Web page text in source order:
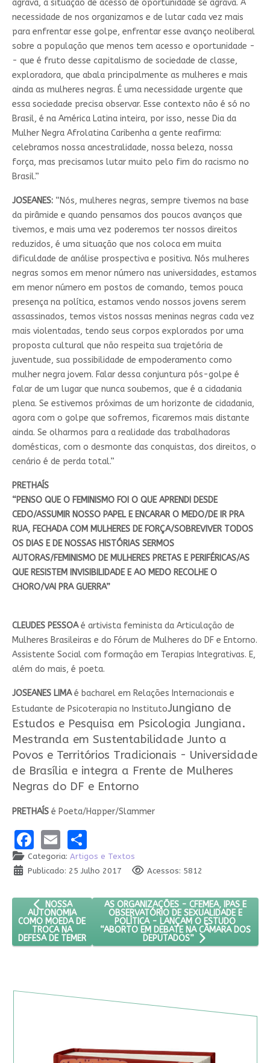
agrava, a situação de acesso de oportunidade se agrava. A
necessidade de nos organizamos e de lutar cada vez mais
para enfrentar esse golpe, enfrentar esse avanço neoliberal
sobre a população que menos tem acesso e oportunidade -
- que é fruto desse capitalismo de sociedade de classe,
exploradora, que abala principalmente as mulheres e mais
ainda as mulheres negras. É uma necessidade urgente que
essa sociedade precisa observar. Esse contexto não é só no
Brasil, é na América Latina inteira, por isso, nesse Dia da
Mulher Negra Afrolatina Caribenha a gente reafirma:
celebramos nossa ancestralidade, nossa beleza, nossa
força, mas precisamos lutar muito pelo fim do racismo no
Brasil.”
JOSEANES:“Nós, mulheres negras, sempre tivemos na base
da pirâmide e quando pensamos dos poucos avanços que
tivemos, e mais uma vez poderemos ter nossos direitos
reduzidos, é uma situação que nos coloca em muita
dificuldade de análise prospectiva e positiva. Nós mulheres
negras somos em menor número nas universidades, estamos
em menor número em postos de comando, temos pouca
presença na política, estamos vendo nossos jovens serem
assassinados, temos vistos nossas meninas negras cada vez
mais violentadas, tendo seus corpos explorados por uma
proposta cultural que não respeita sua trajetória de
juventude, sua possibilidade de empoderamento como
mulher negra jovem. Falar dessa conjuntura pós-golpe é
falar de um lugar que nunca soubemos, que é a cidadania
plena. Se estivemos próximas de um horizonte de cidadania,
agora com o golpe que sofremos, ficaremos mais distante
ainda. Se olharmos para a realidade das trabalhadoras
domésticas, com o desmonte das conquistas, dos direitos, o
cenário é de perda total.”
PRETHAÍS
“PENSO QUE O FEMINISMO FOI O QUE APRENDI DESDE
CEDO/ASSUMIR NOSSO PAPEL E ENCARAR O MEDO/DE IR PRA
RUA, FECHADA COM MULHERES DE FORÇA/SOBREVIVER TODOS
OS DIAS E DE NOSSAS HISTÓRIAS SERMOS
AUTORAS/FEMINISMO DE MULHERES PRETAS E PERIFÉRICAS/AS
QUE RESISTEM INVISIBILIDADE E AO MEDO RECOLHE O
CHORO/VAI PRA GUERRA”
CLEUDES PESSOAé artivista feminista da Articulação de
Mulheres Brasileiras e do Fórum de Mulheres do DF e Entorno.
Assistente Social com formação em Terapias Integrativas. E,
além do mais, é poeta.
JOSEANES LIMAé bacharel em Relações Internacionais e
Estudante de Psicoterapia no InstitutoJungianode
Estudos e Pesquisa em Psicologia Jungiana.
Mestranda em Sustentabilidade Junto a
Povos e Territórios Tradicionais - Universidade
de Brasília e integra a Frente de Mulheres
Negras do DF e Entorno
PRETHAÍSé Poeta/Happer/Slammer
Facebook
EmailShare
Categoria: Artigos e Textos
Publicado: 25 Julho 2017
Acessos: 5812
ARTIGO ANTERIOR: NOSSA AUTONOMIA COMO MOEDA DE
NOSSA
AUTONOMIA
COMO MOEDA DE
TROCA NA
DEFESA DE TEMER
PRÓXIMO ARTIGO: AS ORGANIZAÇÕES -
AS ORGANIZAÇÕES - CFEMEA, IPAS E
OBSERVATÓRIO DE SEXUALIDADE E
POLÍTICA - LANÇAM O ESTUDO
“ABORTO EM DEBATE NA CÂMARA DOS
DEPUTADOS”